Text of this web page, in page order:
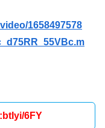
1658497578
6FY